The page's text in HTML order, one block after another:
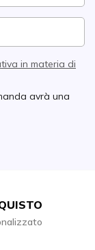
in materia di
avrà una